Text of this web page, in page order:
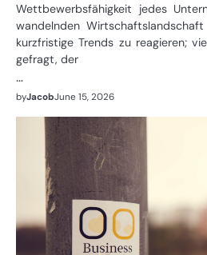
Wettbewerbsfähigkeit jedes
wandelnden
kurzfristige Trends zu reagieren;
gefragt, der
…
byJacobJune 15, 2026